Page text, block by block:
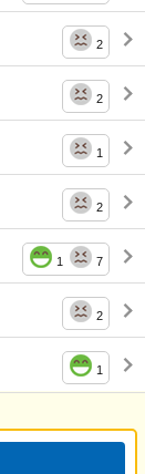
2
2
1
2
1 7
2
1